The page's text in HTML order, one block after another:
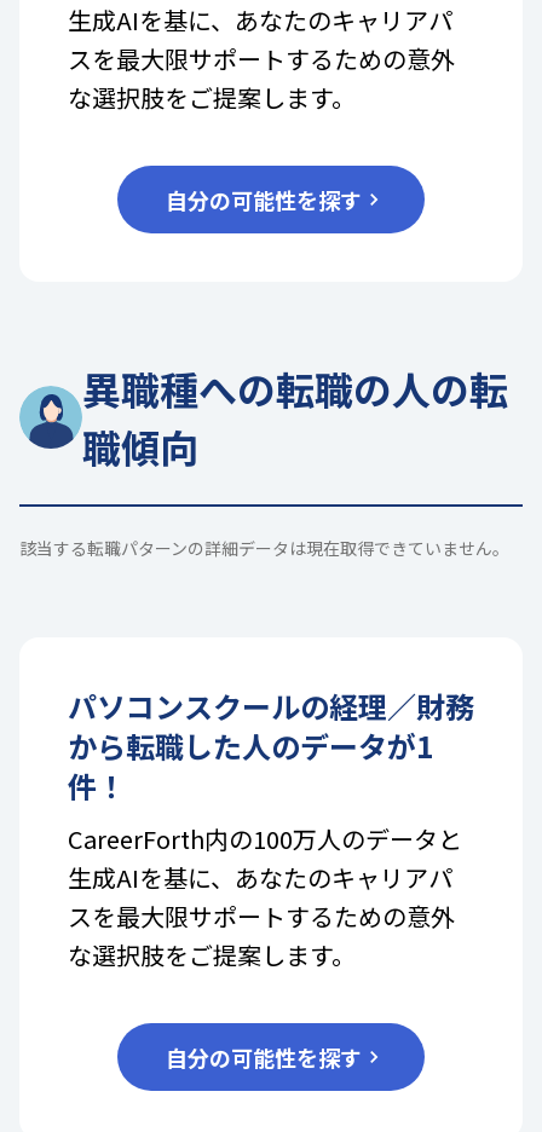
生成AIを基に、あなたのキャリアパ
スを最大限サポートするための意外
な選択肢をご提案します。
自分の可能性を探す
異職種への転職の人の転
職傾向
該当する転職パターンの詳細データは現在取得できていません。
パソコンスクールの経理／財務
から転職した人のデータが1
件！
CareerForth内の100万人のデータと
生成AIを基に、あなたのキャリアパ
スを最大限サポートするための意外
な選択肢をご提案します。
自分の可能性を探す